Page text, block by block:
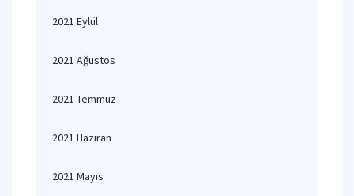
2021 Eylül
2021 Ağustos
2021 Temmuz
2021 Haziran
2021 Mayıs